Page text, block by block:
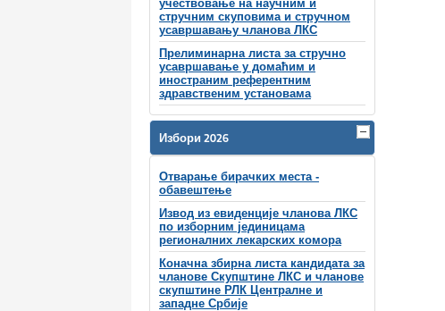
учествовање на научним и
стручним скуповима и стручном
усавршавању чланова ЛКС
Прелиминарна листа за стручно
усавршавање у домаћим и
иностраним референтним
здравственим установама
Избори 2026
Отварање бирачких места -
обавештење
Извод из евиденције чланова ЛКС
по изборним јединицама
регионалних лекарских комора
Коначна збирна листа кандидата за
чланове Скупштине ЛКС и чланове
скупштинe РЛК Централне и
западне Србије